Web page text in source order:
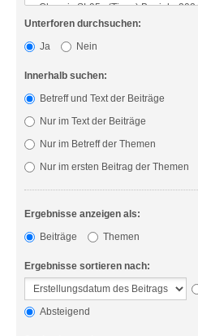
Unterforen durchsuchen:
Ja
Nein
Innerhalb suchen:
Betreff und Text der Beiträge
Nur im Text der Beiträge
Nur im Betreff der Themen
Nur im ersten Beitrag der Themen
Ergebnisse anzeigen als:
Beiträge
Themen
Ergebnisse sortieren nach:
Absteigend